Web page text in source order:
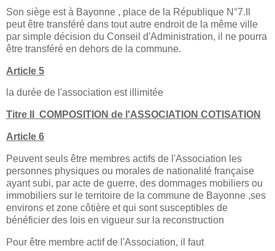
Son siège est à Bayonne , place de la République N°7.Il
peut être transféré dans tout autre endroit de la même ville
par simple décision du Conseil d'Administration, il ne pourra
être transféré en dehors de la commune.
Article 5
la durée de l'association est illimitée
Titre II COMPOSITION de l'ASSOCIATION COTISATION
Article 6
Peuvent seuls être membres actifs de l'Association les
personnes physiques ou morales de nationalité française
ayant subi, par acte de guerre, des dommages mobiliers ou
immobiliers sur le territoire de la commune de Bayonne ,ses
environs et zone côtière et qui sont susceptibles de
bénéficier des lois en vigueur sur la reconstruction
Pour être membre actif de l'Association, il faut